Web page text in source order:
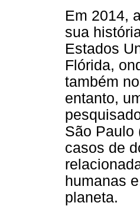
Em 2014,
sua
Estados
Flórida,
também
entanto,
São Paulo
casos de
humanas
planeta.